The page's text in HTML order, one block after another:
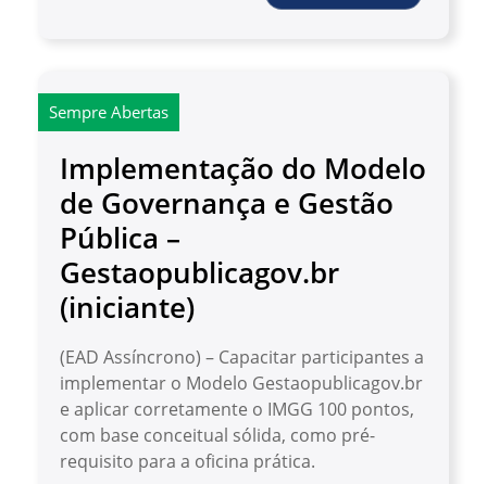
Implementação do Modelo
de Governança e Gestão
Pública –
Gestaopublicagov.br
(iniciante)
Sempre Abertas
(EAD Assíncrono) – Capacitar participantes a
implementar o Modelo Gestaopublicagov.br
e aplicar corretamente o IMGG 100 pontos,
com base conceitual sólida, como pré-
requisito para a oficina prática.